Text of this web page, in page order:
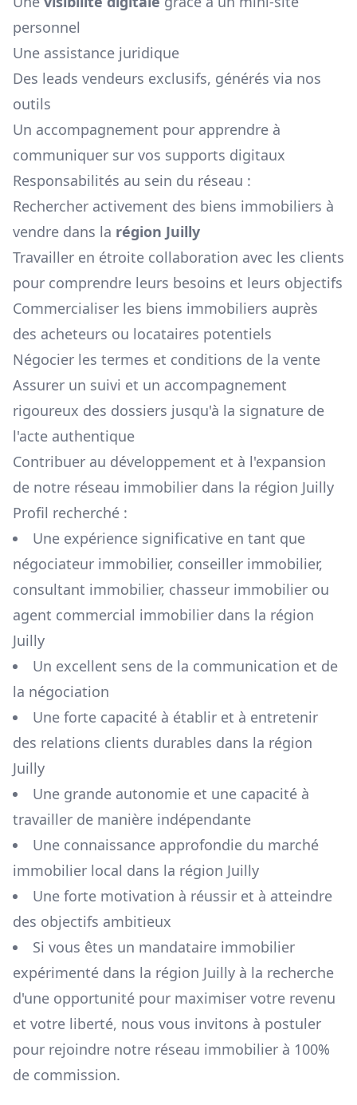
personnel
Une assistance juridique
Des leads vendeurs exclusifs, générés via nos
outils
Un accompagnement pour apprendre à
communiquer sur vos supports digitaux
Responsabilités au sein du réseau :
Rechercher activement des biens immobiliers à
vendre dans la région Juilly
Travailler en étroite collaboration avec les clients
pour comprendre leurs besoins et leurs objectifs
Commercialiser les biens immobiliers auprès
des acheteurs ou locataires potentiels
Négocier les termes et conditions de la vente
Assurer un suivi et un accompagnement
rigoureux des dossiers jusqu'à la signature de
l'acte authentique
Contribuer au développement et à l'expansion
de notre réseau immobilier dans la région Juilly
Profil recherché :
Une expérience significative en tant que
négociateur immobilier, conseiller immobilier,
consultant immobilier, chasseur immobilier ou
agent commercial immobilier dans la région
Juilly
Un excellent sens de la communication et de
la négociation
Une forte capacité à établir et à entretenir
des relations clients durables dans la région
Juilly
Une grande autonomie et une capacité à
travailler de manière indépendante
Une connaissance approfondie du marché
immobilier local dans la région Juilly
Une forte motivation à réussir et à atteindre
des objectifs ambitieux
Si vous êtes un mandataire immobilier
expérimenté dans la région Juilly à la recherche
d'une opportunité pour maximiser votre revenu
et votre liberté, nous vous invitons à postuler
pour rejoindre notre réseau immobilier à 100%
de commission.